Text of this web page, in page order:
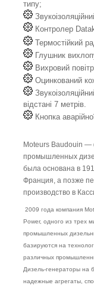
типу;
Контролер
Термостійкий
Глушник
Вихровий
Оцинкований
відстані 7 метрів.
Кнопка
Moteurs Baudouin —
промышленных
была основана в
Франция, а позже
производство в
2009 года компания
Power, одного из трех
промышленных
базируются на
различных
Дизель-генераторы на
надежные агрегаты,